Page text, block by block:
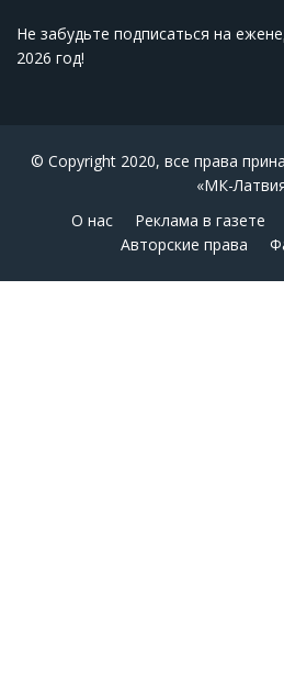
Не забудьте подписаться на
2026 год!
© Copyright 2020, все права
«МК-
О нас
Реклама в газете
Авторские права